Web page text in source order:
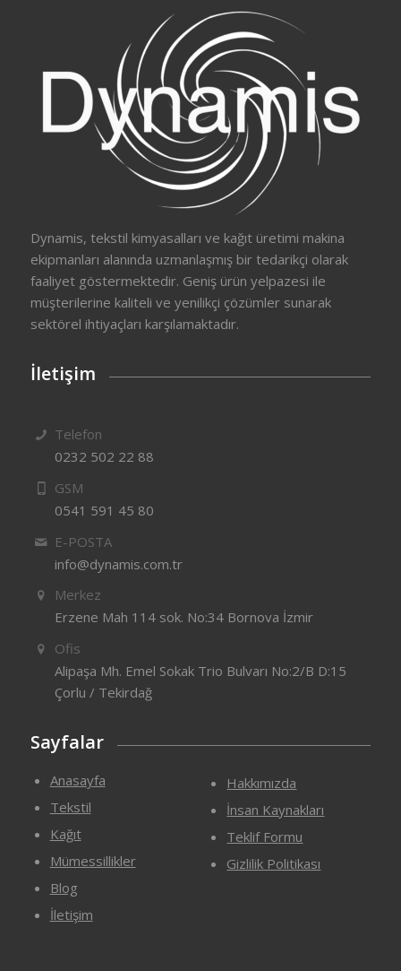
Dynamis, tekstil kimyasalları ve kağıt üretimi makina
ekipmanları alanında uzmanlaşmış bir tedarikçi olarak
faaliyet göstermektedir. Geniş ürün yelpazesi ile
müşterilerine kaliteli ve yenilikçi çözümler sunarak
sektörel ihtiyaçları karşılamaktadır.
İletişim
Telefon
0232 502 22 88
GSM
0541 591 45 80
E-POSTA
info@dynamis.com.tr
Merkez
Erzene Mah 114 sok. No:34 Bornova İzmir
Ofis
Alipaşa Mh. Emel Sokak Trio Bulvarı No:2/B D:15
Çorlu / Tekirdağ
Sayfalar
Anasayfa
Tekstil
Kağıt
Mümessillikler
Blog
İletişim
Hakkımızda
İnsan Kaynakları
Teklif Formu
Gizlilik Politikası